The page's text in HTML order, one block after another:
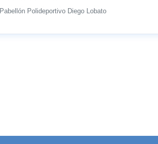
Pabellón Polideportivo Diego Lobato